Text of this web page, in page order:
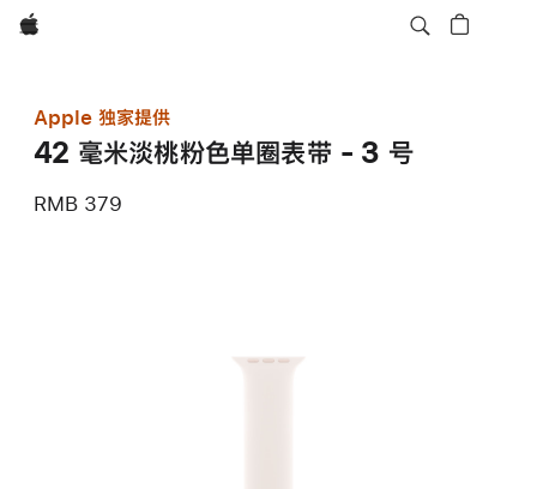
Apple
Apple 独家提供
42 毫米淡桃粉色单圈表带 - 3 号
RMB 379